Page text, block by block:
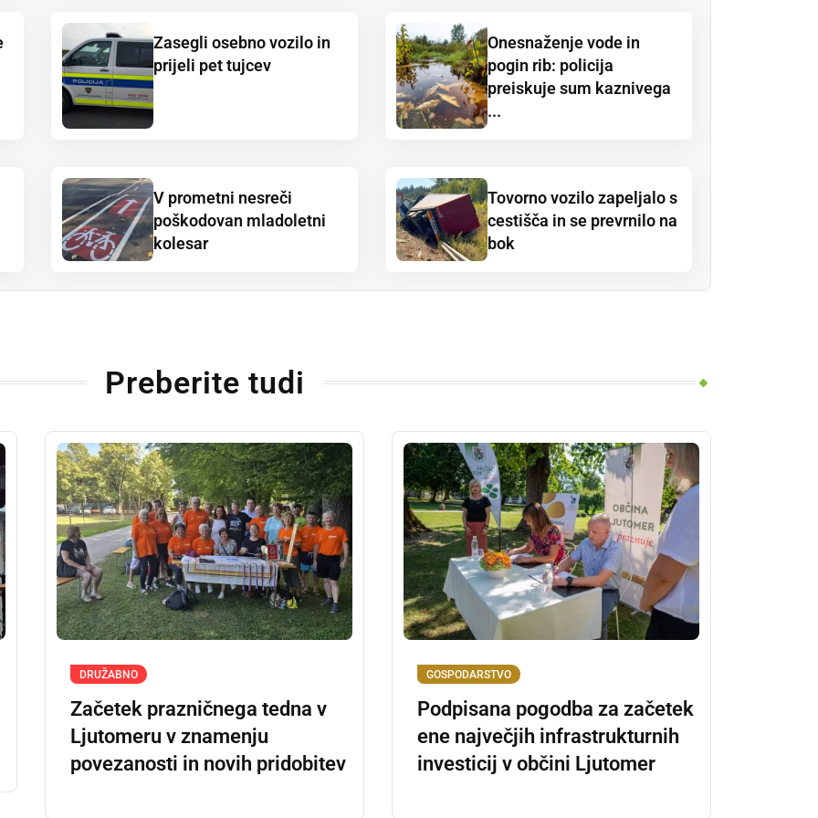
Zasegli osebno vozilo in
prijeli pet tujcev
Onesnaženje vode in
pogin rib: policija
preiskuje sum kaznivega
...
V prometni nesreči
poškodovan mladoletni
kolesar
Tovorno vozilo zapeljalo s
cestišča in se prevrnilo na
bok
Preberite tudi
DRUŽABNO
Začetek prazničnega tedna v
Ljutomeru v znamenju
povezanosti in novih pridobitev
GOSPODARSTVO
Podpisana pogodba za začetek
ene največjih infrastrukturnih
investicij v občini Ljutomer